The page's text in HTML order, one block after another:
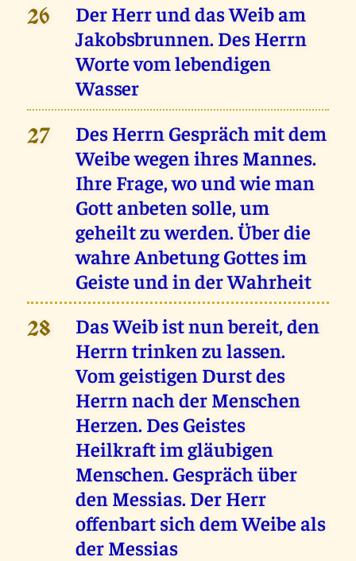
26
Der Herr und das Weib am
Jakobsbrunnen. Des Herrn
Worte vom lebendigen
Wasser
27
Des Herrn Gespräch mit dem
Weibe wegen ihres Mannes.
Ihre Frage, wo und wie man
Gott anbeten solle, um
geheilt zu werden. Über die
wahre Anbetung Gottes im
Geiste und in der Wahrheit
28
Das Weib ist nun bereit, den
Herrn trinken zu lassen.
Vom geistigen Durst des
Herrn nach der Menschen
Herzen. Des Geistes
Heilkraft im gläubigen
Menschen. Gespräch über
den Messias. Der Herr
offenbart sich dem Weibe als
der Messias